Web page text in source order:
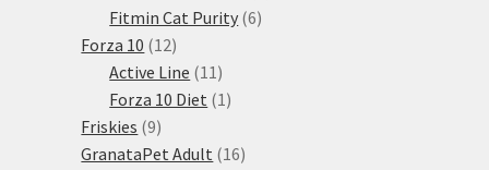
Fitmin Cat Purity 66
Forza 10 1212
produktů
Active Line 11 11
produktů
Forza 10 Diet 1 1
Friskies 99
produktů
GranataPet Adult 1616